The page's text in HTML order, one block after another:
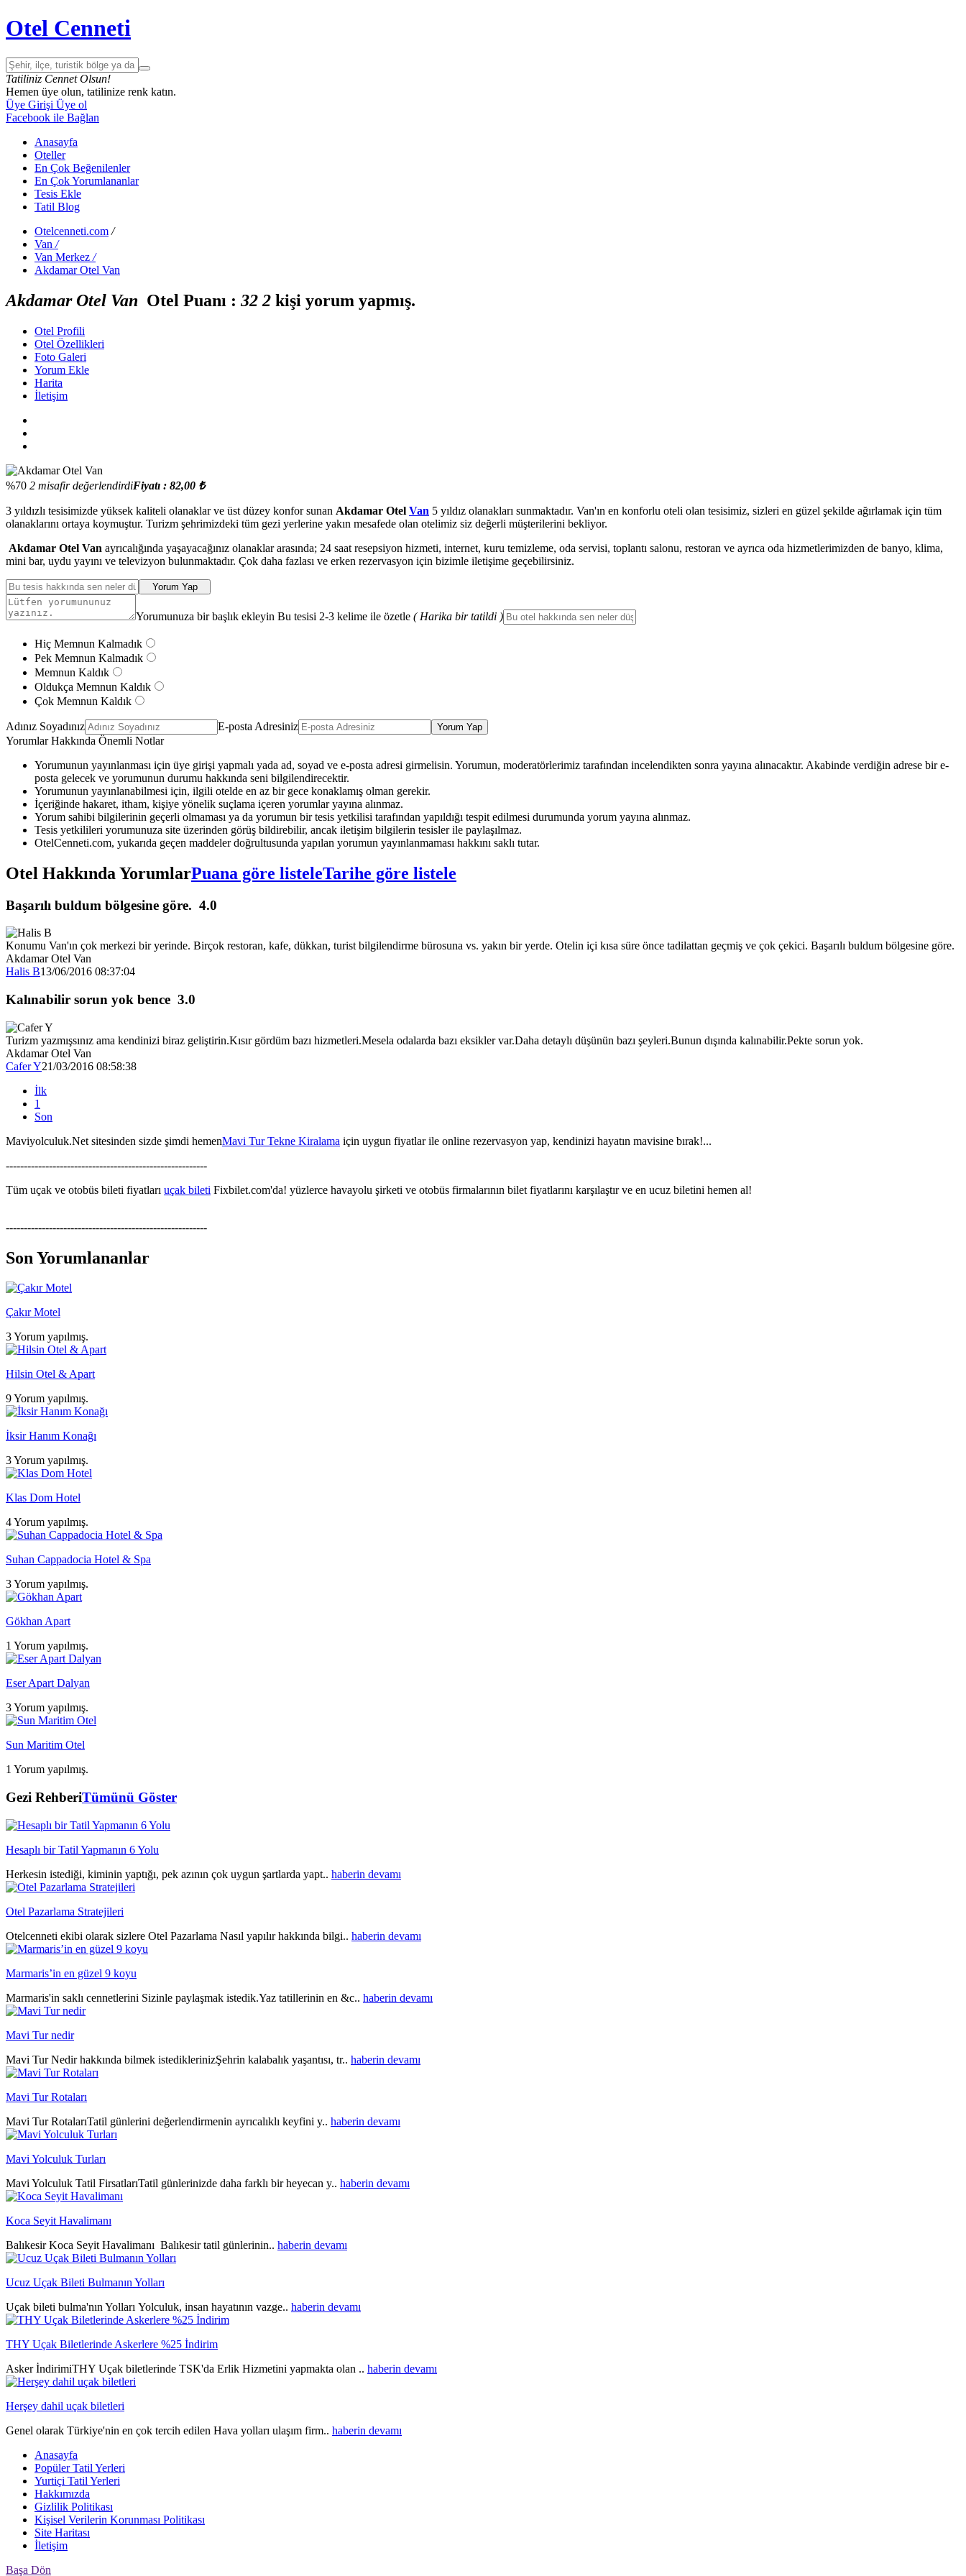
Otel Cenneti
Tatiliniz Cennet Olsun!
Hemen üye olun, tatilinize renk katın.
Üye Girişi Üye ol
Facebook ile Bağlan
Anasayfa
Oteller
En Çok Beğenilenler
En Çok Yorumlananlar
Tesis Ekle
Tatil Blog
Otelcenneti.com /
Van /
Van Merkez /
Akdamar Otel Van
Akdamar Otel Van Otel Puanı : 32 2 kişi yorum yapmış.
Otel Profili
Otel Özellikleri
Foto Galeri
Yorum Ekle
Harita
İletişim
%70 2 misafir değerlendirdiFiyatı : 82,00 ₺
3 yıldızlı tesisimizde yüksek kaliteli olanaklar ve üst düzey konfor sunan Akdamar Otel Van 5 yıldız olanakları sunmaktadır. Van'ın en konforlu oteli olan tesisimiz, sizleri en güzel şekilde ağırlamak için tüm
olanaklarını ortaya koymuştur. Turizm şehrimizdeki tüm gezi yerlerine yakın mesafede olan otelimiz siz değerli müşterilerini bekliyor.
Akdamar Otel Van ayrıcalığında yaşayacağınız olanaklar arasında; 24 saat resepsiyon hizmeti, internet, kuru temizleme, oda servisi, toplantı salonu, restoran ve ayrıca oda hizmetlerimizden de banyo, klima,
mini bar, uydu yayını ve televizyon bulunmaktadır. Çok daha fazlası ve erken rezervasyon için bizimle iletişime geçebilirsiniz.
Yorum Yap
Yorumunuza bir başlık ekleyin Bu tesisi 2-3 kelime ile özetle ( Harika bir tatildi )
Hiç Memnun Kalmadık
Pek Memnun Kalmadık
Memnun Kaldık
Oldukça Memnun Kaldık
Çok Memnun Kaldık
Adınız Soyadınız E-posta Adresiniz Yorum Yap
Yorumlar Hakkında Önemli Notlar
Yorumunun yayınlanması için üye girişi yapmalı yada ad, soyad ve e-posta adresi girmelisin. Yorumun, moderatörlerimiz tarafından incelendikten sonra yayına alınacaktır. Akabinde verdiğin adrese bir e-
posta gelecek ve yorumunun durumu hakkında seni bilgilendirecektir.
Yorumunun yayınlanabilmesi için, ilgili otelde en az bir gece konaklamış olman gerekir.
İçeriğinde hakaret, itham, kişiye yönelik suçlama içeren yorumlar yayına alınmaz.
Yorum sahibi bilgilerinin geçerli olmaması ya da yorumun bir tesis yetkilisi tarafından yapıldığı tespit edilmesi durumunda yorum yayına alınmaz.
Tesis yetkilileri yorumunuza site üzerinden görüş bildirebilir, ancak iletişim bilgilerin tesisler ile paylaşılmaz.
OtelCenneti.com, yukarıda geçen maddeler doğrultusunda yapılan yorumun yayınlanmaması hakkını saklı tutar.
Otel Hakkında YorumlarPuana göre listeleTarihe göre listele
Başarılı buldum bölgesine göre. 4.0
Konumu Van'ın çok merkezi bir yerinde. Birçok restoran, kafe, dükkan, turist bilgilendirme bürosuna vs. yakın bir yerde. Otelin içi kısa süre önce tadilattan geçmiş ve çok çekici. Başarılı buldum bölgesine göre.
Akdamar Otel Van
Halis B13/06/2016 08:37:04
Kalınabilir sorun yok bence 3.0
Turizm yazmışsınız ama kendinizi biraz geliştirin.Kısır gördüm bazı hizmetleri.Mesela odalarda bazı eksikler var.Daha detaylı düşünün bazı şeyleri.Bunun dışında kalınabilir.Pekte sorun yok.
Akdamar Otel Van
Cafer Y21/03/2016 08:58:38
İlk
1
Son
Maviyolculuk.Net sitesinden sizde şimdi hemenMavi Tur Tekne Kiralama için uygun fiyatlar ile online rezervasyon yap, kendinizi hayatın mavisine bırak!...
--------------------------------------------------------
Tüm uçak ve otobüs bileti fiyatları uçak bileti Fixbilet.com'da! yüzlerce havayolu şirketi ve otobüs firmalarının bilet fiyatlarını karşılaştır ve en ucuz biletini hemen al!
--------------------------------------------------------
Son Yorumlananlar
Çakır Motel
3 Yorum yapılmış.
Hilsin Otel & Apart
9 Yorum yapılmış.
İksir Hanım Konağı
3 Yorum yapılmış.
Klas Dom Hotel
4 Yorum yapılmış.
Suhan Cappadocia Hotel & Spa
3 Yorum yapılmış.
Gökhan Apart
1 Yorum yapılmış.
Eser Apart Dalyan
3 Yorum yapılmış.
Sun Maritim Otel
1 Yorum yapılmış.
Gezi RehberiTümünü Göster
Hesaplı bir Tatil Yapmanın 6 Yolu
Herkesin istediği, kiminin yaptığı, pek azının çok uygun şartlarda yapt.. haberin devamı
Otel Pazarlama Stratejileri
Otelcenneti ekibi olarak sizlere Otel Pazarlama Nasıl yapılır hakkında bilgi.. haberin devamı
Marmaris’in en güzel 9 koyu
Marmaris'in saklı cennetlerini Sizinle paylaşmak istedik.Yaz tatillerinin en &c.. haberin devamı
Mavi Tur nedir
Mavi Tur Nedir hakkında bilmek istediklerinizŞehrin kalabalık yaşantısı, tr.. haberin devamı
Mavi Tur Rotaları
Mavi Tur RotalarıTatil günlerini değerlendirmenin ayrıcalıklı keyfini y.. haberin devamı
Mavi Yolculuk Turları
Mavi Yolculuk Tatil FirsatlarıTatil günlerinizde daha farklı bir heyecan y.. haberin devamı
Koca Seyit Havalimanı
Balıkesir Koca Seyit Havalimanı Balıkesir tatil günlerinin.. haberin devamı
Ucuz Uçak Bileti Bulmanın Yolları
Uçak bileti bulma'nın Yolları Yolculuk, insan hayatının vazge.. haberin devamı
THY Uçak Biletlerinde Askerlere %25 İndirim
Asker İndirimiTHY Uçak biletlerinde TSK'da Erlik Hizmetini yapmakta olan .. haberin devamı
Herşey dahil uçak biletleri
Genel olarak Türkiye'nin en çok tercih edilen Hava yolları ulaşım firm.. haberin devamı
Anasayfa
Popüler Tatil Yerleri
Yurtiçi Tatil Yerleri
Hakkımızda
Gizlilik Politikası
Kişisel Verilerin Korunması Politikası
Site Haritası
İletişim
Başa Dön